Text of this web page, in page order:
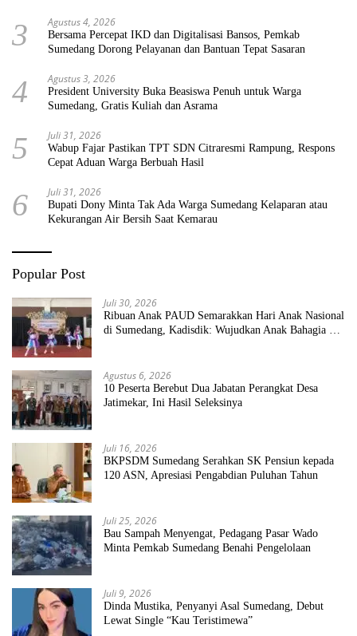
3 Agustus 4, 2026
Bersama Percepat IKD dan Digitalisasi Bansos, Pemkab
Sumedang Dorong Pelayanan dan Bantuan Tepat Sasaran
4 Agustus 3, 2026
President University Buka Beasiswa Penuh untuk Warga
Sumedang, Gratis Kuliah dan Asrama
5 Juli 31, 2026
Wabup Fajar Pastikan TPT SDN Citraresmi Rampung, Respons
Cepat Aduan Warga Berbuah Hasil
6 Juli 31, 2026
Bupati Dony Minta Tak Ada Warga Sumedang Kelaparan atau
Kekurangan Air Bersih Saat Kemarau
Popular Post
Juli 30, 2026
Ribuan Anak PAUD Semarakkan Hari Anak Nasional
di Sumedang, Kadisdik: Wujudkan Anak Bahagia dan
Agustus 6, 2026
10 Peserta Berebut Dua Jabatan Perangkat Desa
Jatimekar, Ini Hasil Seleksinya
Juli 16, 2026
BKPSDM Sumedang Serahkan SK Pensiun kepada
120 ASN, Apresiasi Pengabdian Puluhan Tahun
Juli 25, 2026
Bau Sampah Menyengat, Pedagang Pasar Wado
Minta Pemkab Sumedang Benahi Pengelolaan
Juli 9, 2026
Dinda Mustika, Penyanyi Asal Sumedang, Debut
Lewat Single “Kau Teristimewa”